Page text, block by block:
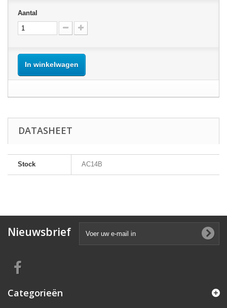
Aantal
In winkelwagen
DATASHEET
Stock AC14B
Nieuwsbrief
Categorieën